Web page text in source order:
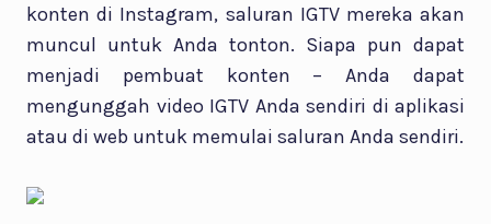
konten di Instagram, saluran IGTV mereka akan
muncul untuk Anda tonton. Siapa pun dapat
menjadi pembuat konten – Anda dapat
mengunggah video IGTV Anda sendiri di aplikasi
atau di web untuk memulai saluran Anda sendiri.